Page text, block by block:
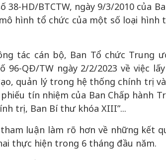
HD/BTCTW, ngày 9/3/2010 của
hình tổ chức của một số loại hình
tác cán bộ, Ban Tổ chức Trung
96-QĐ/TW ngày 2/2/2023 về việc
quản lý trong hệ thống chính trị
phiếu tín nhiệm của Ban Chấp hành
trị, Ban Bí thư khóa XIII”...
luận làm rõ hơn về những kết
thực hiện trong 6 tháng đầu năm.